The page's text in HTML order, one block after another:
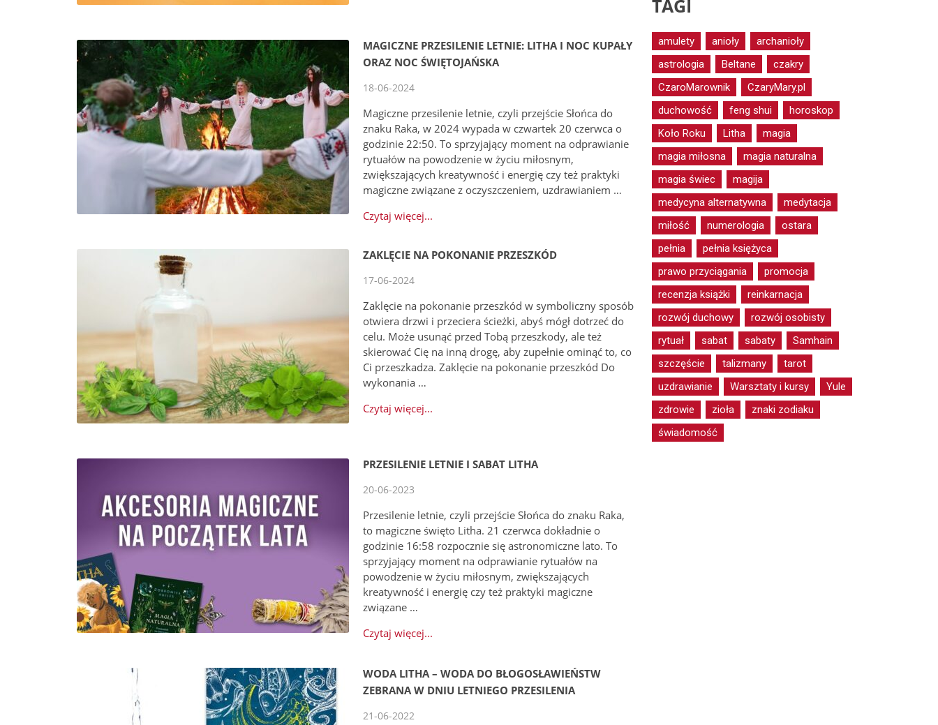
MAGICZNE PRZESILENIE LETNIE: LITHA I NOC KUPAŁY
ORAZ NOC ŚWIĘTOJAŃSKA
18-06-2024
Magiczne przesilenie letnie, czyli przejście Słońca do
znaku Raka, w 2024 wypada w czwartek 20 czerwca o
godzinie 22:50. To sprzyjający moment na odprawianie
rytuałów na powodzenie w życiu miłosnym,
zwiększających kreatywność i energię czy też praktyki
magiczne związane z oczyszczeniem, uzdrawianiem …
Czytaj więcej...
ZAKLĘCIE NA POKONANIE PRZESZKÓD
17-06-2024
Zaklęcie na pokonanie przeszkód w symboliczny sposób
otwiera drzwi i przeciera ścieżki, abyś mógł dotrzeć do
celu. Może usunąć przed Tobą przeszkody, ale też
skierować Cię na inną drogę, aby zupełnie ominąć to, co
Ci przeszkadza. Zaklęcie na pokonanie przeszkód Do
wykonania …
Czytaj więcej...
PRZESILENIE LETNIE I SABAT LITHA
20-06-2023
Przesilenie letnie, czyli przejście Słońca do znaku Raka,
to magiczne święto Litha. 21 czerwca dokładnie o
godzinie 16:58 rozpocznie się astronomiczne lato. To
sprzyjający moment na odprawianie rytuałów na
powodzenie w życiu miłosnym, zwiększających
kreatywność i energię czy też praktyki magiczne
związane …
Czytaj więcej...
WODA LITHA – WODA DO BŁOGOSŁAWIEŃSTW
ZEBRANA W DNIU LETNIEGO PRZESILENIA
21-06-2022
TAGI
amulety anioły
archanioły
astrologia
Beltane
czakry
CzaroMarownik
CzaryMary.pl
duchowość
feng shui
horoskop
Koło Roku
Litha
magia
magia miłosna
magia naturalna
magia świec
magija
medycyna alternatywna
medytacja
miłość
numerologia
ostara
pełnia
pełnia księżyca
prawo przyciągania
promocja
recenzja książki
reinkarnacja
rozwój duchowy
rozwój osobisty
rytuał
sabat sabaty
Samhain
szczęście
talizmany
tarot
uzdrawianie
Warsztaty i kursy
Yule
zdrowie
zioła
znaki zodiaku
świadomość